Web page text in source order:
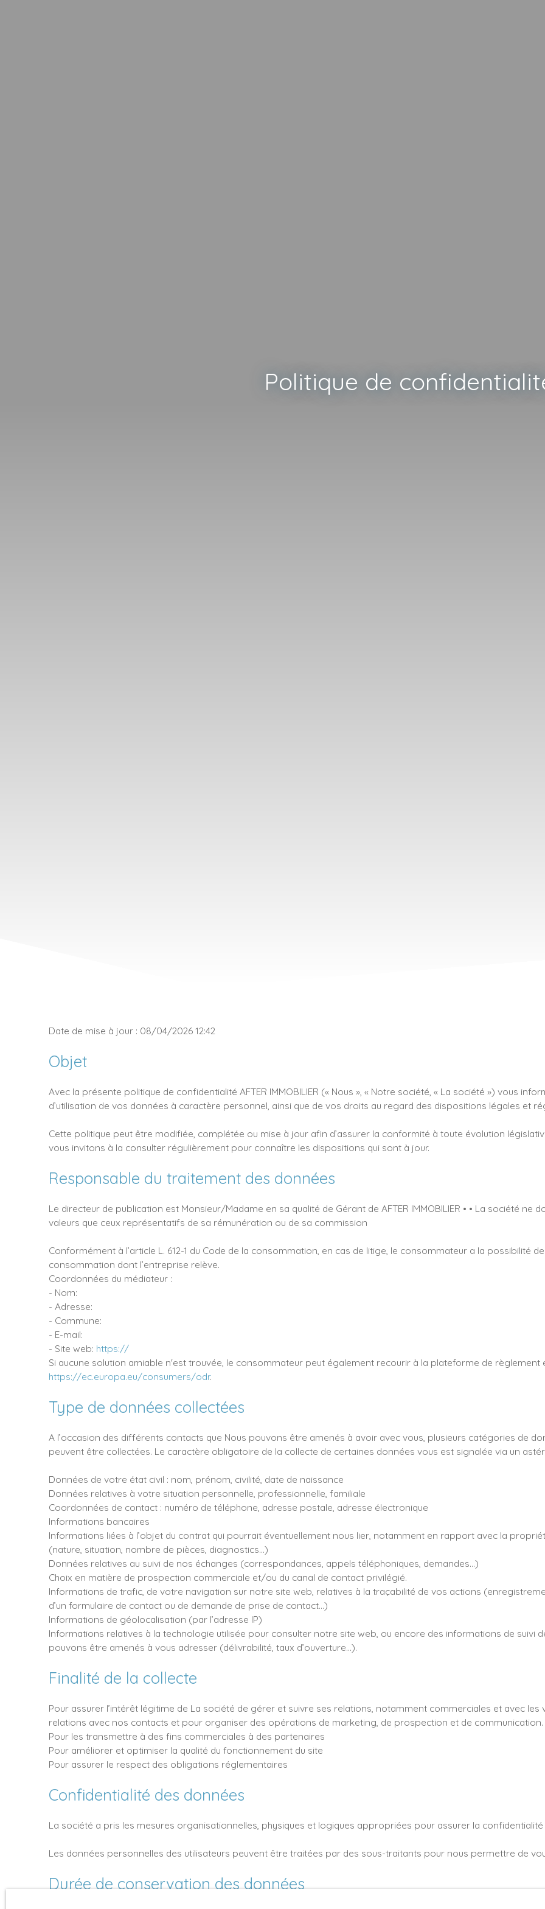
Politique de
Date de mise à jour : 08/04/2026 12:42
Objet
Avec la présente politique de confidentialité AFTER IMMOBILIER (« Nous », « Notre société, « La société ») vous
d’utilisation de vos données à caractère personnel, ainsi que de vos droits au regard des dispositions légales et
Cette politique peut être modifiée, complétée ou mise à jour afin d’assurer la conformité à toute évolution
vous invitons à la consulter régulièrement pour connaître les dispositions qui sont à jour.
Responsable du traitement des données
Le directeur de publication est Monsieur/Madame en sa qualité de Gérant de AFTER IMMOBILIER • • La société
valeurs que ceux représentatifs de sa rémunération ou de sa commission
Conformément à l’article L. 612-1 du Code de la consommation, en cas de litige, le consommateur a la possibilité
consommation dont l’entreprise relève.
Coordonnées du médiateur :
- Nom:
- Adresse:
- Commune:
- E-mail:
- Site web: https://
Si aucune solution amiable n'est trouvée, le consommateur peut également recourir à la plateforme de règlement
https://ec.europa.eu/consumers/odr.
Type de données collectées
A l’occasion des différents contacts que Nous pouvons être amenés à avoir avec vous, plusieurs catégories de
peuvent être collectées. Le caractère obligatoire de la collecte de certaines données vous est signalée via un
Données de votre état civil : nom, prénom, civilité, date de naissance
Données relatives à votre situation personnelle, professionnelle, familiale
Coordonnées de contact : numéro de téléphone, adresse postale, adresse électronique
Informations bancaires
Informations liées à l’objet du contrat qui pourrait éventuellement nous lier, notamment en rapport avec la
(nature, situation, nombre de pièces, diagnostics…)
Données relatives au suivi de nos échanges (correspondances, appels téléphoniques, demandes…)
Choix en matière de prospection commerciale et/ou du canal de contact privilégié.
Informations de trafic, de votre navigation sur notre site web, relatives à la traçabilité de vos actions
d’un formulaire de contact ou de demande de prise de contact…)
Informations de géolocalisation (par l’adresse IP)
Informations relatives à la technologie utilisée pour consulter notre site web, ou encore des informations de suivi
pouvons être amenés à vous adresser (délivrabilité, taux d’ouverture…).
Finalité de la collecte
Pour assurer l’intérêt légitime de La société de gérer et suivre ses relations, notamment commerciales et avec
relations avec nos contacts et pour organiser des opérations de marketing, de prospection et de communication.
Pour les transmettre à des fins commerciales à des partenaires
Pour améliorer et optimiser la qualité du fonctionnement du site
Pour assurer le respect des obligations réglementaires
Confidentialité des données
La société a pris les mesures organisationnelles, physiques et logiques appropriées pour assurer la
Les données personnelles des utilisateurs peuvent être traitées par des sous-traitants pour nous permettre de
Durée de conservation des données